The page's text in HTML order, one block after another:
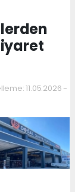
11.05.2026 -